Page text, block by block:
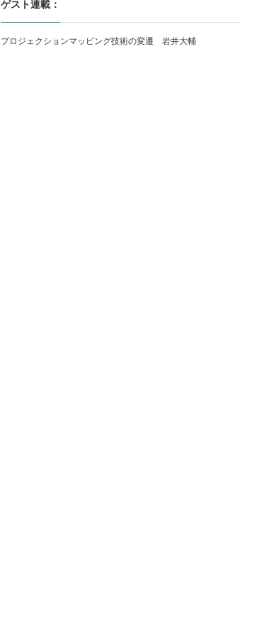
ゲスト連載：
プロジェクションマッピング技術の変遷 岩井大輔